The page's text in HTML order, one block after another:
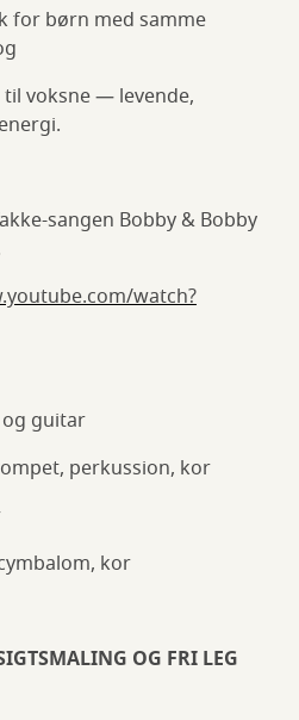
for børn med samme
voksne — levende,
sangen Bobby & Bobby
watch?
guitar
perkussion, kor
kor
OG FRI LEG